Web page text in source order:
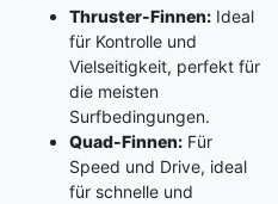
Thruster-Finnen:Ideal
für Kontrolle und
Vielseitigkeit, perfekt für
die meisten
Surfbedingungen.
Quad-Finnen:Für
Speed und Drive, ideal
für schnelle und